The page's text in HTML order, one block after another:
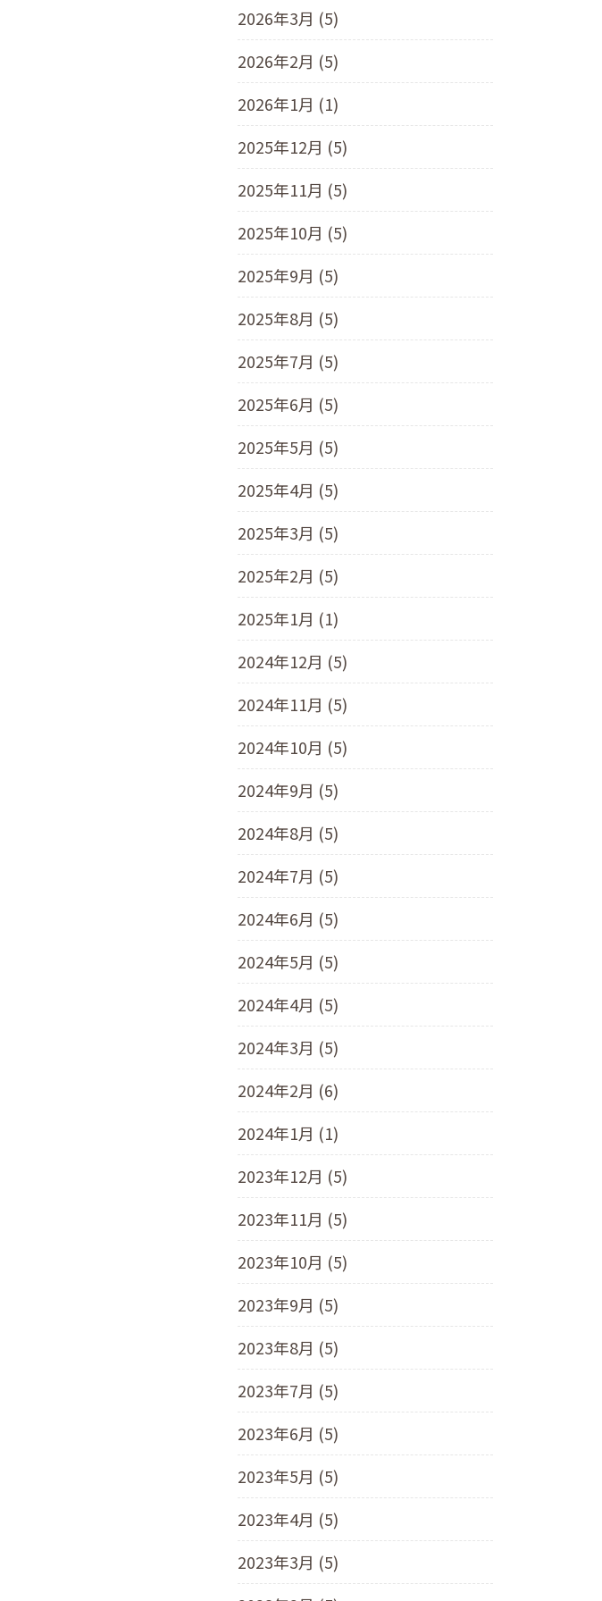
2026年3月 (5)
2026年2月 (5)
2026年1月 (1)
2025年12月 (5)
2025年11月 (5)
2025年10月 (5)
2025年9月 (5)
2025年8月 (5)
2025年7月 (5)
2025年6月 (5)
2025年5月 (5)
2025年4月 (5)
2025年3月 (5)
2025年2月 (5)
2025年1月 (1)
2024年12月 (5)
2024年11月 (5)
2024年10月 (5)
2024年9月 (5)
2024年8月 (5)
2024年7月 (5)
2024年6月 (5)
2024年5月 (5)
2024年4月 (5)
2024年3月 (5)
2024年2月 (6)
2024年1月 (1)
2023年12月 (5)
2023年11月 (5)
2023年10月 (5)
2023年9月 (5)
2023年8月 (5)
2023年7月 (5)
2023年6月 (5)
2023年5月 (5)
2023年4月 (5)
2023年3月 (5)